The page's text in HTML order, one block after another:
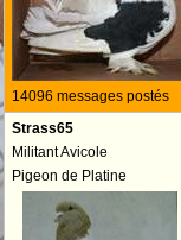
14096 messages postés
Strass65
Militant Avicole
Pigeon de Platine